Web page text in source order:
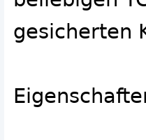
gesicherten